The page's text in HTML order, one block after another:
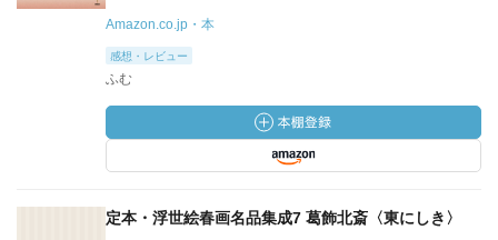
Amazon.co.jp・本
感想・レビュー
ふむ
定本・浮世絵春画名品集成7 葛飾北斎〈東にしき〉